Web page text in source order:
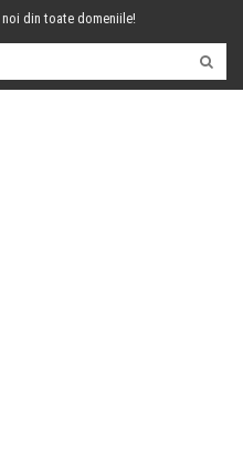
din toate domeniile!